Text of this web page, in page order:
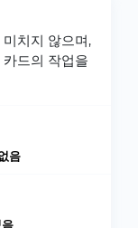
치지 않으며,
드의 작업을
음